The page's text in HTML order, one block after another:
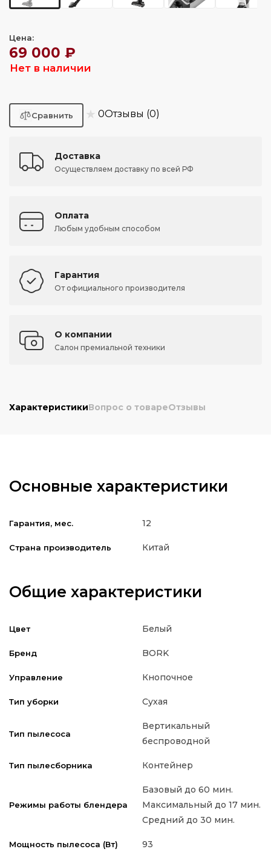
Цена:
69 000 ₽
Нет в наличии
★ 0Отзывы (0)
Доставка
Осуществляем доставку по всей РФ
Оплата
Любым удобным способом
Гарантия
От официального производителя
О компании
Салон премиальной техники
ХарактеристикиВопрос о товареОтзывы
Основные характеристики
Гарантия, мес. 12
Страна производитель Китай
Общие характеристики
Цвет Белый
Бренд BORK
Управление Кнопочное
Тип уборки Сухая
Тип пылесоса
Вертикальный
беспроводной
Тип пылесборника Контейнер
Режимы работы блендера
Базовый до 60 мин.
Максимальный до 17 мин.
Средний до 30 мин.
Мощность пылесоса (Вт) 93